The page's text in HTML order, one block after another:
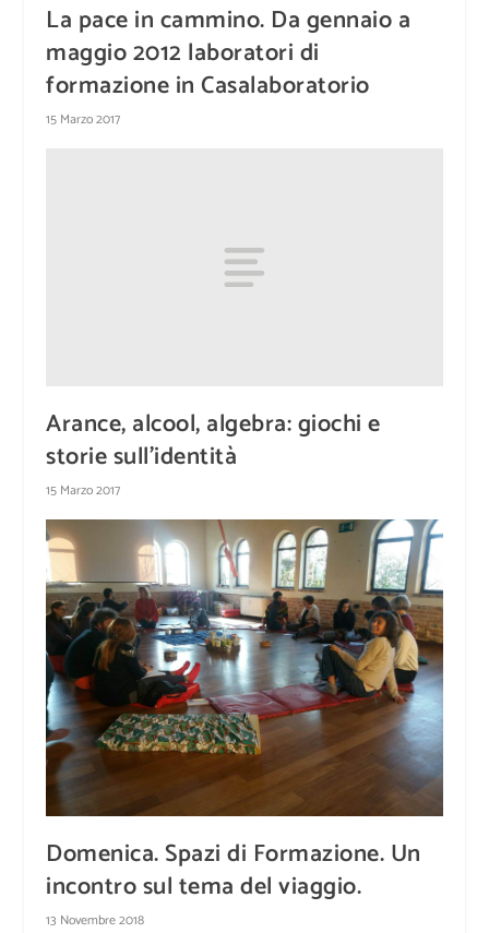
La pace in cammino. Da gennaio a
maggio 2012 laboratori di
formazione in Casalaboratorio
15 Marzo 2017
Arance, alcool, algebra: giochi e
storie sull’identità
15 Marzo 2017
Domenica. Spazi di Formazione. Un
incontro sul tema del viaggio.
13 Novembre 2018